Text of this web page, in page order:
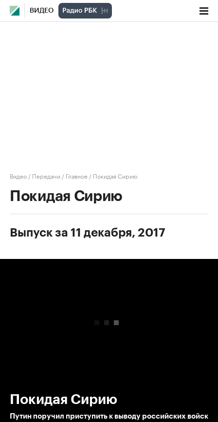
ВИДЕО
Видео / Передачи / Главное / Покидая Сирию
Покидая Сирию
Выпуск за 11 декабря, 2017
Покидая Сирию
Путин поручил приступить к выводу российских войск